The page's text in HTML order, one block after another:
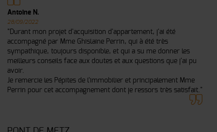
Antoine N.
28/09/2022
"Durant mon projet d'acquisition d'appartement, j'ai été
accompagné par Mme Ghislaine Perrin, qui à été très
sympathique, toujours disponible, et qui a su me donner les
meilleurs conseils face aux doutes et aux questions que j'ai pu
avoir.
Je remercie les Pépites de l'immobilier et principalement Mme
Perrin pour cet accompagnement dont je ressors très satisfait."